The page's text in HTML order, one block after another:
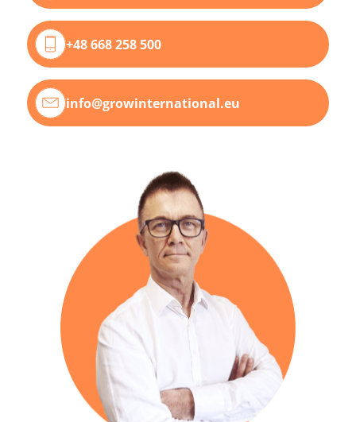
+48 668 258 500
info@growinternational.eu